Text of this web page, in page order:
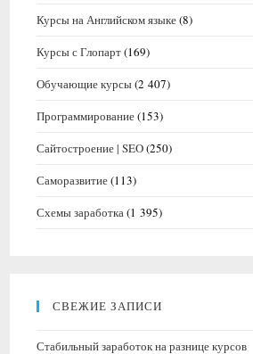
Курсы на Английском языке(8)
Курсы с Глопарт(169)
Обучающие курсы(2 407)
Программирование(153)
Сайтостроение | SEO(250)
Саморазвитие(113)
Схемы заработка(1 395)
СВЕЖИЕ ЗАПИСИ
Стабильный заработок на разнице курсов